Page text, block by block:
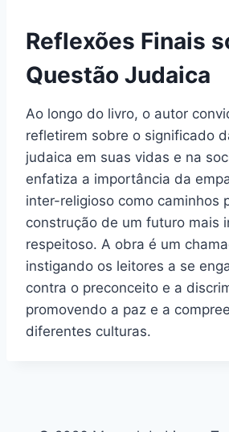
Reflexões Finais
Questão Judaica
Ao longo do livro, o autor
refletirem sobre o significado
judaica em suas vidas e na
enfatiza a importância da
inter-religioso como caminhos
construção de um futuro mais
respeitoso. A obra é um
instigando os leitores a se
contra o preconceito e a
promovendo a paz e a
diferentes culturas.